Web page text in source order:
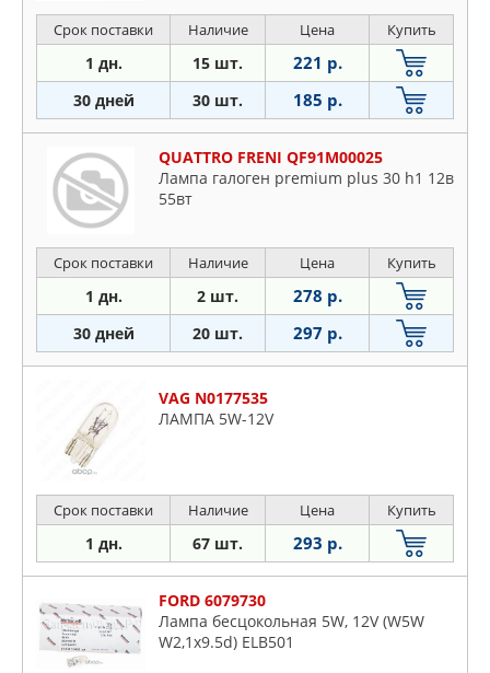
Срок поставки Наличие Цена Купить
1 дн. 15 шт. 221 р.
30 дней 30 шт. 185 р.
QUATTRO FRENI QF91M00025
Лампа галоген premium plus 30 h1 12в
55вт
Срок поставки Наличие Цена Купить
1 дн. 2 шт. 278 р.
30 дней 20 шт. 297 р.
VAG N0177535
ЛАМПА 5W-12V
Срок поставки Наличие Цена Купить
1 дн. 67 шт. 293 р.
FORD 6079730
Лампа бесцокольная 5W, 12V (W5W
W2,1x9.5d) ELB501